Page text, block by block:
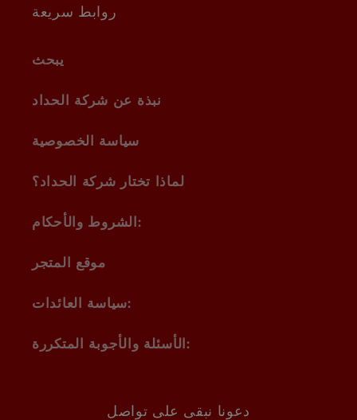
روابط سريعة
يبحث
نبذة عن شركة الحداد
سياسة الخصوصية
لماذا تختار شركة الحداد؟
الشروط والأحكام:
موقع المتجر
سياسة العائدات:
الأسئلة والأجوبة المتكررة:
دعونا نبقى على تواصل